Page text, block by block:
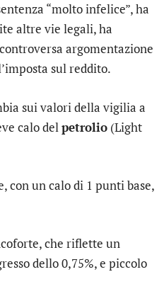
“molto infelice”, ha
altre vie legali, ha
argomentazione
sul reddito.
sui valori della vigilia a
calo del petrolio (Light
con un calo di 1 punti base,
, che riflette un
dello 0,75%, e piccolo